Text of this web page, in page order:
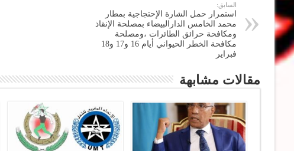
السابق:
استمرار حمل الشارة الإحتجاجية بمطار
محمد الخامس الدارالبيضاء بمصلحة الإنقاذ
ومكافحة حرائق الطائرات ،ومصلحة
مكافحة الخطر الحيواني أيام 16 و17 و18
فبراير
مقالات مشابهة